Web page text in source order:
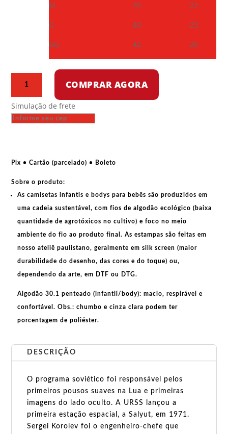
M
39
22
G
40
23
GG
42 26
Roscosmos
CCCP
COMPRAR AGORA
Simulação de frete
Pix • Cartão (parcelado) • Boleto
Sobre o produto:
Ascamisetas infantis e bodys para bebês são produzidos em
uma cadeia sustentável, com fios dealgodão ecológico (baixa
quantidade de agrotóxicos no cultivo) e foco no meio
ambiente do fio ao produto final. Asestampas são feitas em
nosso ateliê paulistano, geralmente emsilk screen (maior
durabilidade do desenho, das cores e do toque) ou,
dependendo da arte, em DTF ou DTG.
Algodão 30.1 penteado (infantil/body): macio, respirável e
confortável.Obs.: chumbo e cinza clara podem ter
porcentagem de poliéster.
DESCRIÇÃO
O programa soviético foi responsável pelos
primeiros pousos suaves na Lua e primeiras
imagens do lado oculto. A URSS lançou a
primeira estação espacial, a Salyut, em 1971.
Sergei Korolev foi o engenheiro-chefe que